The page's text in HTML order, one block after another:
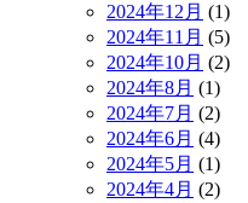
2024年12月 (1)
2024年11月 (5)
2024年10月 (2)
2024年8月 (1)
2024年7月 (2)
2024年6月 (4)
2024年5月 (1)
2024年4月 (2)